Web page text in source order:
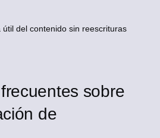
útil del contenido sin reescrituras
sobre
de